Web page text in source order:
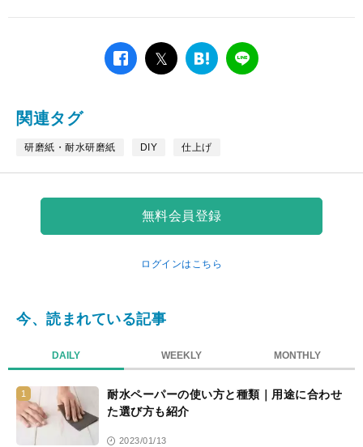
facebook
twitterは
ク
ー
ク
LINE
関連タグ
研磨紙・耐水研磨紙 DIY 仕上げ
無料会員登録
ログインはこちら
今、読まれている記事
DAILY WEEKLY MONTHLY
1
耐水ペーパーの使い方と種類｜用途に合わせ
た選び方も紹介
2023/01/13